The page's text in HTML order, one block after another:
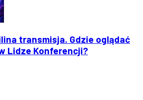
transmisja. Gdzie oglądać
Lidze Konferencji?